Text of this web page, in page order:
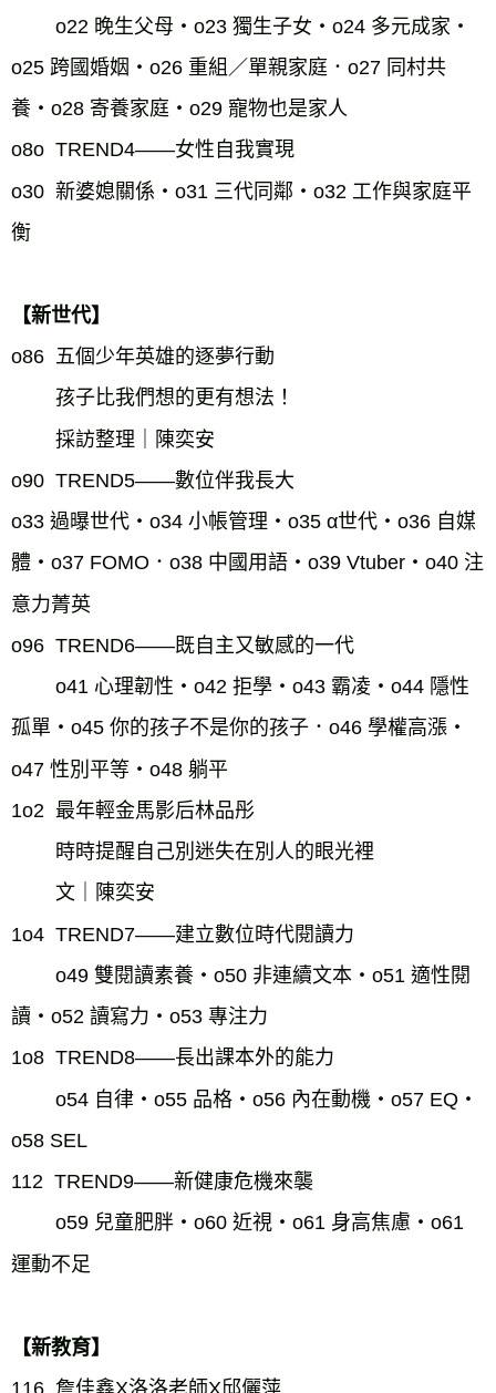
o22 晚生父母・o23 獨生子女・o24 多元成家・
o25 跨國婚姻・o26 重組／單親家庭．o27 同村共
養・o28 寄養家庭・o29 寵物也是家人
o8o  TREND4——女性自我實現
o30  新婆媳關係・o31 三代同鄰・o32 工作與家庭平
衡
【新世代】
o86  五個少年英雄的逐夢行動
孩子比我們想的更有想法！
採訪整理｜陳奕安
o90  TREND5——數位伴我長大
o33 過曝世代・o34 小帳管理・o35 α世代・o36 自媒
體・o37 FOMO．o38 中國用語・o39 Vtuber・o40 注
意力菁英
o96  TREND6——既自主又敏感的一代
o41 心理韌性・o42 拒學・o43 霸凌・o44 隱性
孤單・o45 你的孩子不是你的孩子．o46 學權高漲・
o47 性別平等・o48 躺平
1o2  最年輕金馬影后林品彤
時時提醒自己別迷失在別人的眼光裡
文｜陳奕安
1o4  TREND7——建立數位時代閱讀力
o49 雙閱讀素養・o50 非連續文本・o51 適性閱
讀・o52 讀寫力・o53 專注力
1o8  TREND8——長出課本外的能力
o54 自律・o55 品格・o56 內在動機・o57 EQ・
o58 SEL
112  TREND9——新健康危機來襲
o59 兒童肥胖・o60 近視・o61 身高焦慮・o61
運動不足
【新教育】